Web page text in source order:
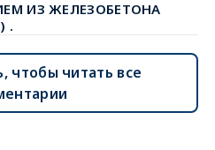
ИЗ ЖЕЛЕЗОБЕТОНА
.
чтобы читать все